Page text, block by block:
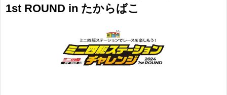
1st ROUND in たからばこ